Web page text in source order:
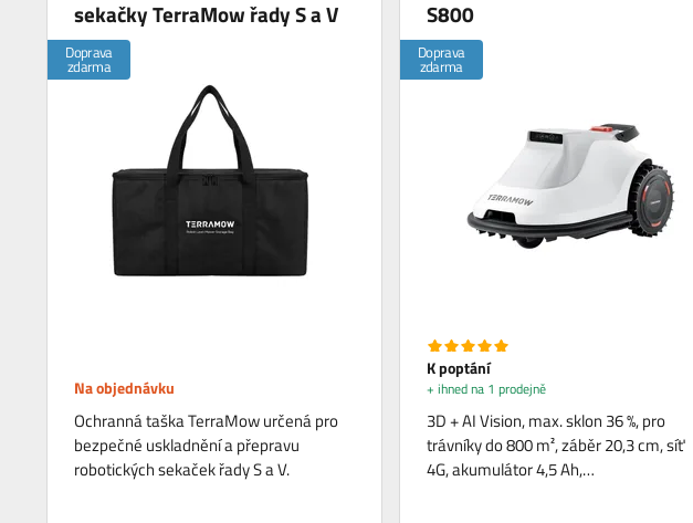
sekačky TerraMow řady S a V
Doprava
zdarma
Na objednávku
Ochranná taška TerraMow určená pro
bezpečné uskladnění a přepravu
robotických sekaček řady S a V.
S800
Doprava
zdarma
K poptání
+ ihned na 1 prodejně
3D + AI Vision, max. sklon 36 %, pro
trávníky do 800 m², záběr 20,3 cm, síť
4G, akumulátor 4,5 Ah,…